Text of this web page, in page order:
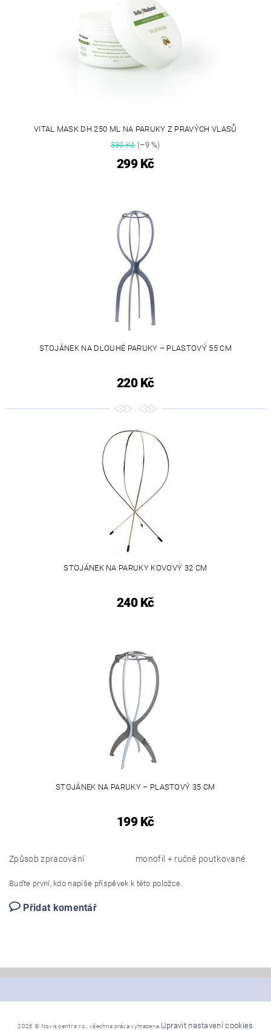
VITAL MASK DH 250 ML NA PARUKY Z PRAVÝCH VLASŮ
330 Kč(–9 %)
299 Kč
STOJÁNEK NA DLOUHÉ PARUKY – PLASTOVÝ 55 CM
220 Kč
STOJÁNEK NA PARUKY KOVOVÝ 32 CM
240 Kč
STOJÁNEK NA PARUKY – PLASTOVÝ 35 CM
199 Kč
Způsob zpracování monofil + ručně poutkované.
Buďte první, kdo napíše příspěvek k této položce.
Přidat komentář
2026 © Novis centr s.r.o., všechna práva vyhrazena Upravit nastavení cookies